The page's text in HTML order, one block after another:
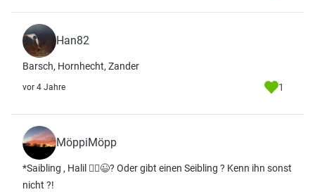
Han82
Barsch, Hornhecht, Zander
vor 4 Jahre 1
MöppiMöpp
*Saibling , Halil 🤷‍♂️😉? Oder gibt einen Seibling ? Kenn ihn sonst
nicht ?!